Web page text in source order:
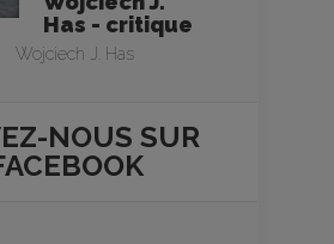
Has - critique
Wojciech J. Has
NOUS SUR